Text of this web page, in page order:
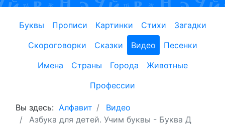
Буквы Прописи Картинки Стихи
Загадки
Скороговорки
Сказки Видео
Песенки
Имена
Страны Города
Животные
Профессии
Вы здесь: Алфавит
Видео
Азбука для детей. Учим буквы - Буква Д